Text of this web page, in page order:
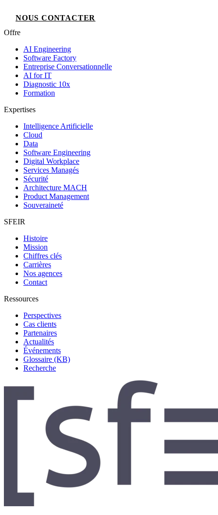
NOUS CONTACTER
Offre
AI Engineering
Software Factory
Entreprise Conversationnelle
AI for IT
Diagnostic 10x
Formation
Expertises
Intelligence Artificielle
Cloud
Data
Software Engineering
Digital Workplace
Services Managés
Sécurité
Architecture MACH
Product Management
Souveraineté
SFEIR
Histoire
Mission
Chiffres clés
Carrières
Nos agences
Contact
Ressources
Perspectives
Cas clients
Partenaires
Actualités
Événements
Glossaire (KB)
Recherche